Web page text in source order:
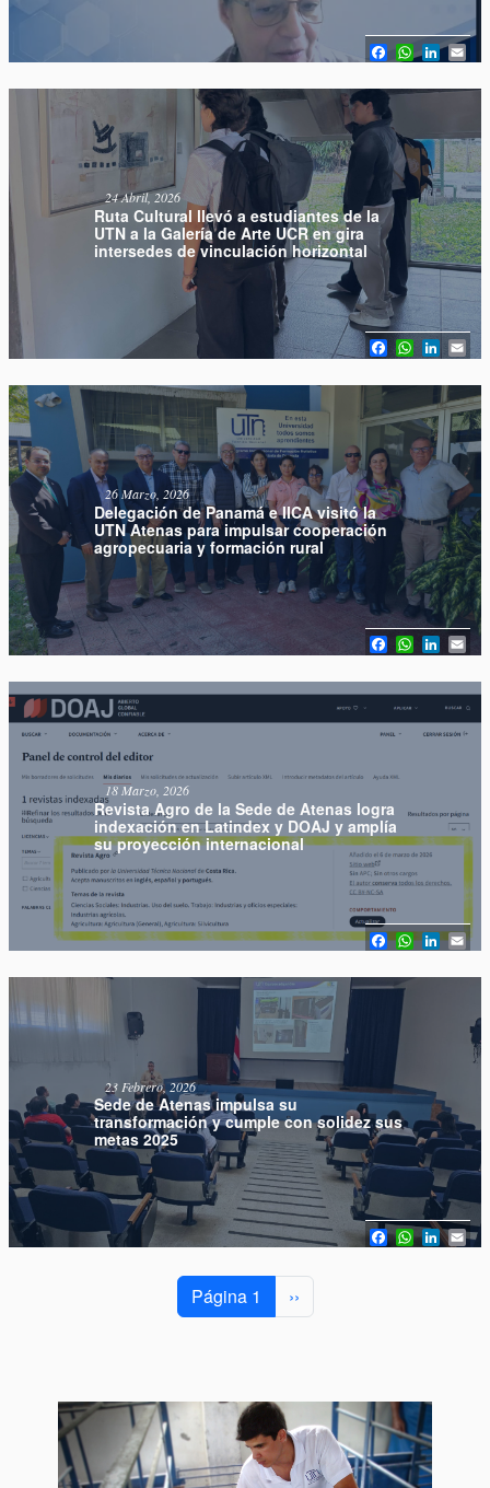
Facebook
Ruta Cultural llevó a estudiantes de la
UTN a la Galería de Arte UCR en gira
intersedes de vinculación horizontal
24 Abril, 2026
Facebook
Delegación de Panamá e IICA visitó la
UTN Atenas para impulsar cooperación
agropecuaria y formación rural
26 Marzo, 2026
Facebook
Revista Agro de la Sede de Atenas logra
indexación en Latindex y DOAJ y amplía
su proyección internacional
18 Marzo, 2026
Facebook
Sede de Atenas impulsa su
transformación y cumple con solidez sus
metas 2025
23 Febrero, 2026
Facebook
Página 1 Siguiente página
››